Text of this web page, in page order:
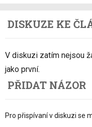
DISKUZE KE
V diskuzi zatím nejsou
jako první.
PŘIDAT NÁZOR
Pro přispívaní v diskuzi se